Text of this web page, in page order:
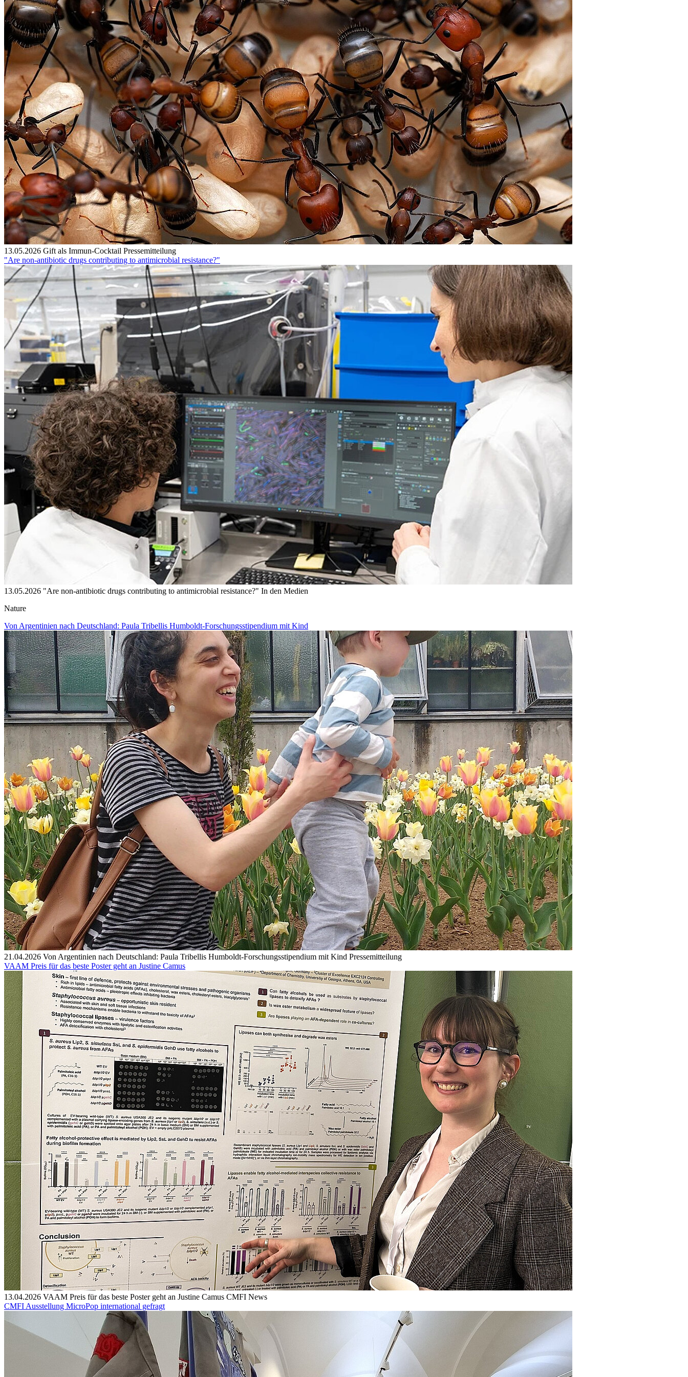
13.05.2026 Gift als Immun-Cocktail Pressemitteilung
"Are non-antibiotic drugs contributing to antimicrobial resistance?"
13.05.2026 "Are non-antibiotic drugs contributing to antimicrobial resistance?" In den Medien
Nature
Von Argentinien nach Deutschland: Paula Tribellis Humboldt-Forschungsstipendium mit Kind
21.04.2026 Von Argentinien nach Deutschland: Paula Tribellis Humboldt-Forschungsstipendium mit Kind Pressemitteilung
VAAM Preis für das beste Poster geht an Justine Camus
13.04.2026 VAAM Preis für das beste Poster geht an Justine Camus CMFI News
CMFI Ausstellung MicroPop international gefragt